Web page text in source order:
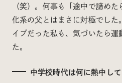
（笑）。何事も「途中で諦め
化系の父とはまさに対極でした
イプだった私も、気づいたら運
た。
中学校時代は何に熱中し